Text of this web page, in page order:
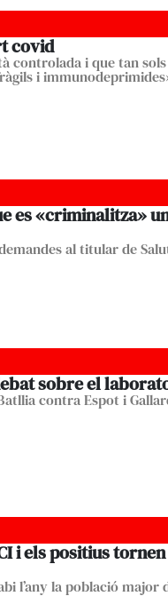
covid
controlada i que tan sols
i
es «criminalitza»
al titular de
sobre el
contra Espot i
i els positius
l’any la població major